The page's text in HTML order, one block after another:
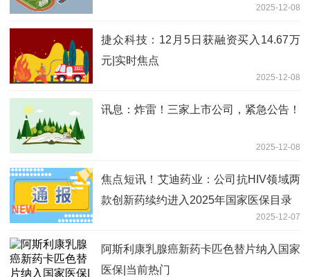
2025-12-08
捷众科技：12月5日获融资买入14.67万
元|实时焦点
2025-12-08
讯息：炸雷！三家上市公司，紧急公告！
2025-12-08
焦点短讯！艾迪药业：公司抗HIV领域两
款创新药续约进入2025年国家医保目录
2025-12-07
阿斯利康乳腺癌新药卡匹色替片纳入国家
医保|当前热门